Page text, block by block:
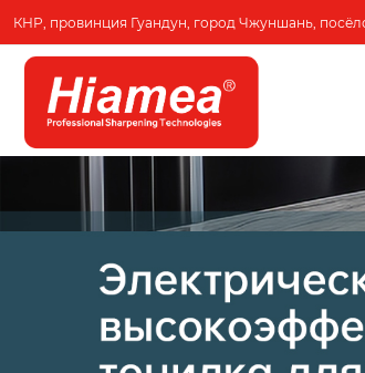
КНР, провинция Гуандун, город Чжуншань,